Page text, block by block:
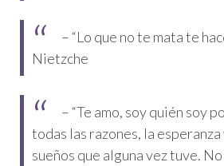
– “Lo que no te mata te
Nietzche
– “Te amo, soy quién soy
todas las razones, la
sueños que alguna vez tuve.